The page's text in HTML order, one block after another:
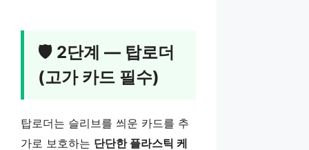
🛡️ 2단계 — 탑로더
(고가 카드 필수)
탑로더는 슬리브를 씌운 카드를 추
가로 보호하는 단단한 플라스틱 케